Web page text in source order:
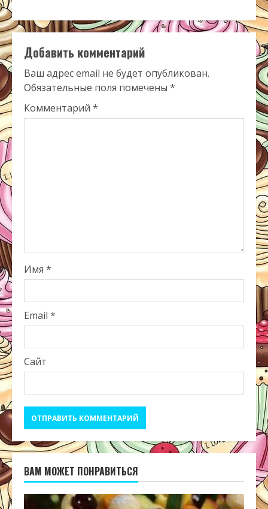
Добавить комментарий
Ваш адрес email не будет опубликован.
Обязательные поля помечены *
Комментарий *
Имя *
Email *
Сайт
ВАМ МОЖЕТ ПОНРАВИТЬСЯ